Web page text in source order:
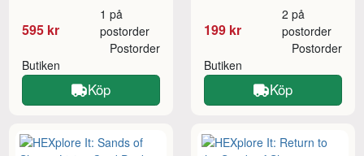
595 kr
1 på
postorder
Butiken
Postorder
Köp
199 kr
2 på
postorder
Butiken
Postorder
Köp